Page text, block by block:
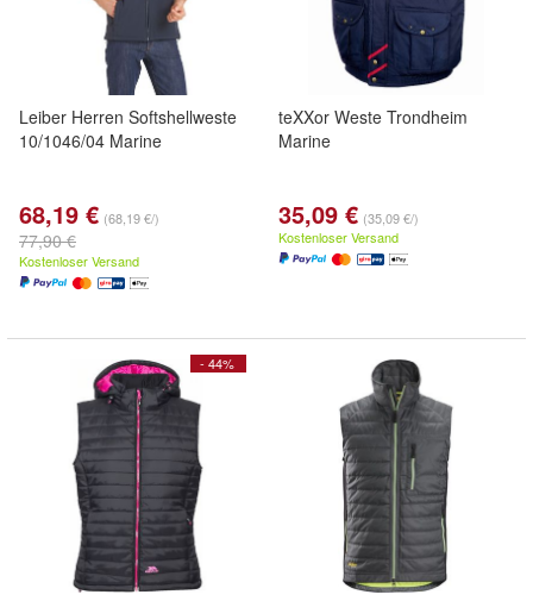
Leiber Herren Softshellweste
10/1046/04 Marine
68,19 € (68,19 €/)
77,90 €
Kostenloser Versand
teXXor Weste Trondheim
Marine
35,09 € (35,09 €/)
Kostenloser Versand
- 44%